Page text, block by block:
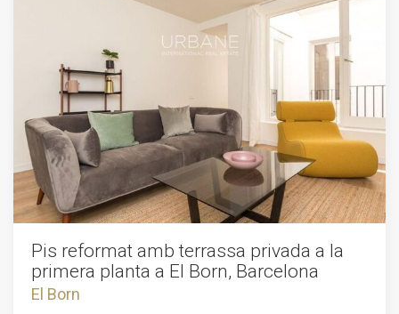
petit balcó per gaudir del cafè matinal.L'habitació doble,
situada a la part posterior, és un refugi tranquil. El bany és
modern i completament equipat.Un dels grans atractius és
l'accés a una terrassa comunitària al terrat, just a sobre del
pis. Un espai exterior molt poc habitual al centre històric que
ofereix vistes espectaculars dels terrats de Barcelona—
ideal per prendre el sol, llegir o veure la posta de sol.El Born
destaca pel seu encant únic, amb carrers empedrats, places
plenes de vida, galeries d'art, botigues de disseny i una gran
oferta gastronòmica. Molt a prop de la Ciutadella, el Gòtic,
l'Eixample i la platja de la Barceloneta. Excel·lent connexió
amb transport públic.Disponible immediatament. No deixis
escapar aquesta oportunitat única—contacta'ns per
concertar una visita!
Pis reformat amb terrassa privada a la
primera planta a El Born, Barcelona
El Born